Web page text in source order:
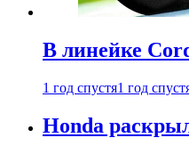
В линейке
1 год спустя1 год
Honda